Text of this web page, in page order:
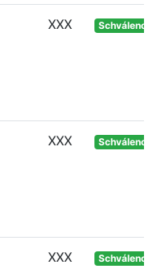
XXX Schváleno
XXX Schváleno
XXX Schváleno